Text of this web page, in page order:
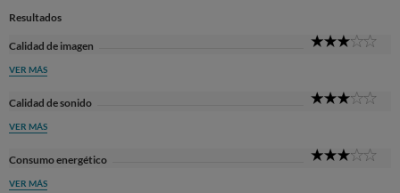
Resultados
Calidad de imagen
VER MÁS
Calidad de sonido
VER MÁS
Consumo energético
VER MÁS